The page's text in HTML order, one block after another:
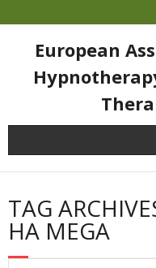
European
TAG
НА MEGA